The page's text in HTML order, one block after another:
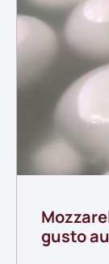
gusto